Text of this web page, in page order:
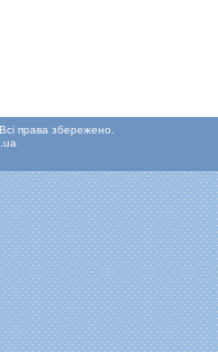
права збережено.